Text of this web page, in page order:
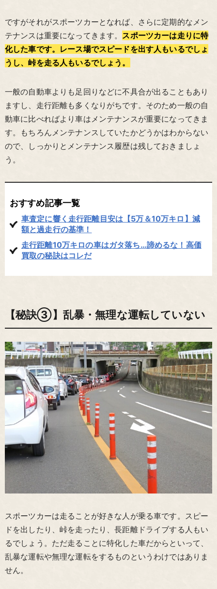
ですがそれがスポーツカーとなれば、さらに定期的なメン
テナンスは重要になってきます。 スポーツカーは走りに特
化した車です。レース場でスピードを出す人もいるでしょ
うし、峠を走る人もいるでしょう。
一般の自動車よりも足回りなどに不具合が出ることもあり
ますし、走行距離も多くなりがちです。そのため一般の自
動車に比べればより車はメンテナンスが重要になってきま
す。もちろんメンテナンスしていたかどうかはわからない
ので、しっかりとメンテナンス履歴は残しておきましょ
う。
おすすめ記事一覧
車査定に響く走行距離目安は【5万＆10万キロ】減
額と過走行の基準！
走行距離10万キロの車はガタ落ち…諦めるな！高価
買取の秘訣はコレだ
【秘訣③】乱暴・無理な運転していない
スポーツカーは走ることが好きな人が乗る車です。スピー
ドを出したり、峠を走ったり、長距離ドライブする人もい
るでしょう。ただ走ることに特化した車だからといって、
乱暴な運転や無理な運転をするものというわけではありま
せん。